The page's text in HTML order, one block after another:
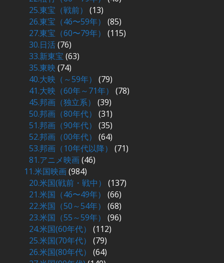
25.東宝（戦前）
(13)
26.東宝（46〜59年）
(85)
27.東宝（60〜79年）
(115)
30.日活(76)
33.新東宝(63)
35.東映 (74)
40.大映（～59年）
(79)
41.大映（60年～71年）
(78)
45.邦画（独立系）
(39)
50.邦画（80年代）
(31)
51.邦画（90年代）
(35)
52.邦画（00年代）
(64)
53.邦画（10年代以降）
(71)
81.アニメ映画(46)
11.米国映画(984)
20.米国(戦前・戦中）
(137)
21.米国（46〜49年）
(66)
22.米国（50～54年）
(68)
23.米国（55～59年）
(96)
24.米国(60年代）
(112)
25.米国(70年代）
(79)
26.米国(80年代）
(64)